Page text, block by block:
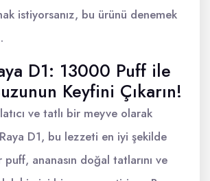
istiyorsanız, bu ürünü denemek
D1: 13000 Puff ile
Keyfini Çıkarın!
ve tatlı bir meyve olarak
D1, bu lezzeti en iyi şekilde
puff, ananasın doğal tatlarını ve